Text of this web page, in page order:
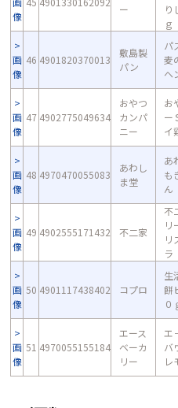
像
ー
ｇ
画
像
46 4901820370013
敷島製
パン
パ
麦
ヘ
画
像
47 4902775049634
おやつ
カンパ
ニー
お
ー
イ
画
像
48 4970470055083
あわし
ま堂
あ
も
画
像
49 4902555171432 不二家
不
リ
画
像
50 4901117438402 コプロ
生
餅
０
画
像
51 4970055155184
エース
ベーカ
リー
エ
バ